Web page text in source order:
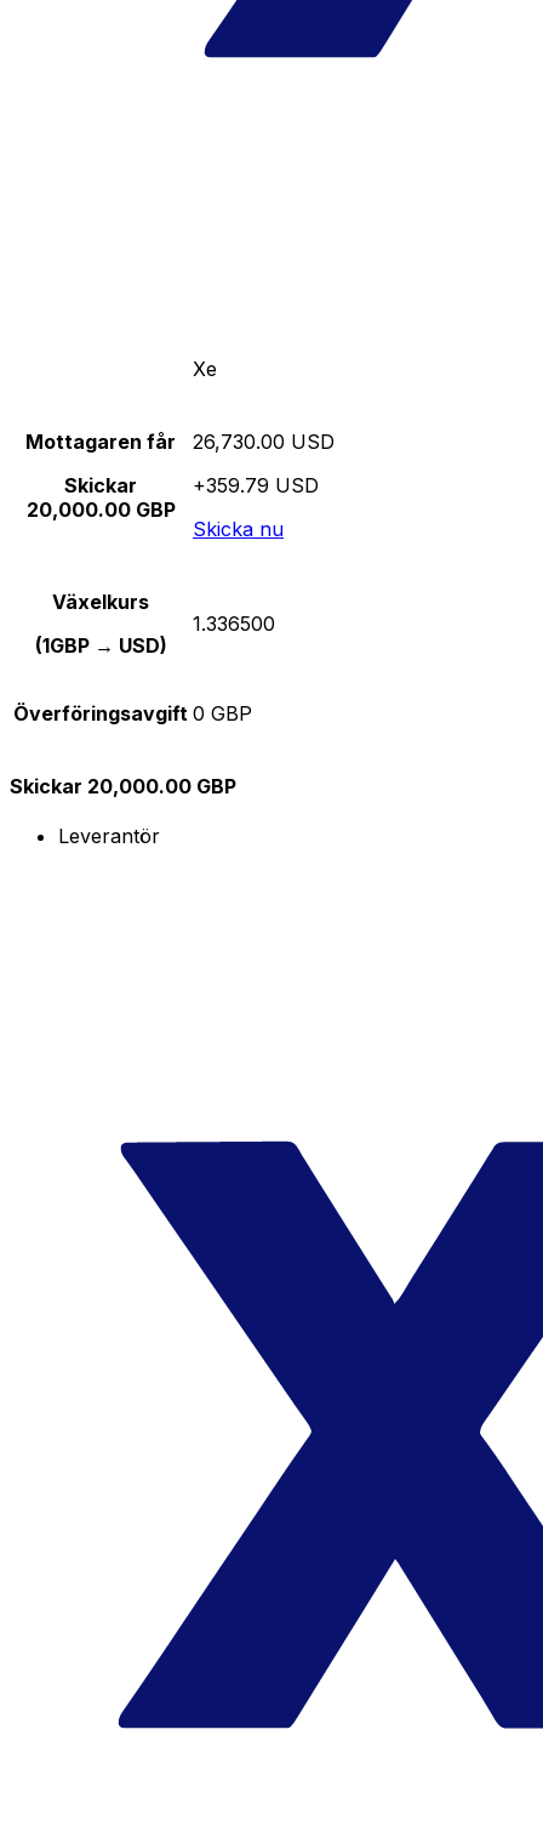
Xe
Mottagaren får
Skickar
20,000.00 GBP
26,730.00 USD
+359.79 USD
Skicka nu
Växelkurs
(1GBP → USD)
1.336500
Överföringsavgift 0 GBP
Skickar 20,000.00 GBP
Leverantör